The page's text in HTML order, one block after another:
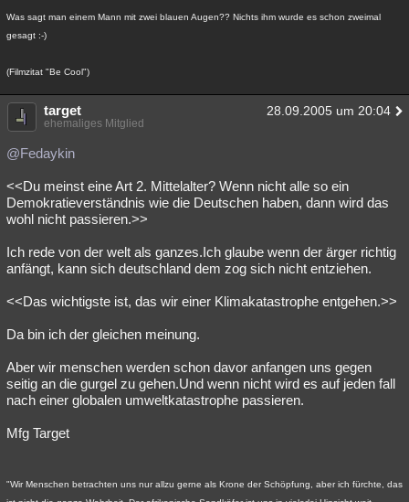
Was sagt man einem Mann mit zwei blauen Augen?? Nichts ihm wurde es schon zweimal
gesagt :-)
(Filmzitat "Be Cool")
target 28.09.2005 um 20:04
ehemaliges Mitglied
@Fedaykin
<<Du meinst eine Art 2. Mittelalter? Wenn nicht alle so ein
Demokratieverständnis wie die Deutschen haben, dann wird das
wohl nicht passieren.>>
Ich rede von der welt als ganzes.Ich glaube wenn der ärger richtig
anfängt, kann sich deutschland dem zog sich nicht entziehen.
<<Das wichtigste ist, das wir einer Klimakatastrophe entgehen.>>
Da bin ich der gleichen meinung.
Aber wir menschen werden schon davor anfangen uns gegen
seitig an die gurgel zu gehen.Und wenn nicht wird es auf jeden fall
nach einer globalen umweltkatastrophe passieren.
Mfg Target
"Wir Menschen betrachten uns nur allzu gerne als Krone der Schöpfung, aber ich fürchte, das